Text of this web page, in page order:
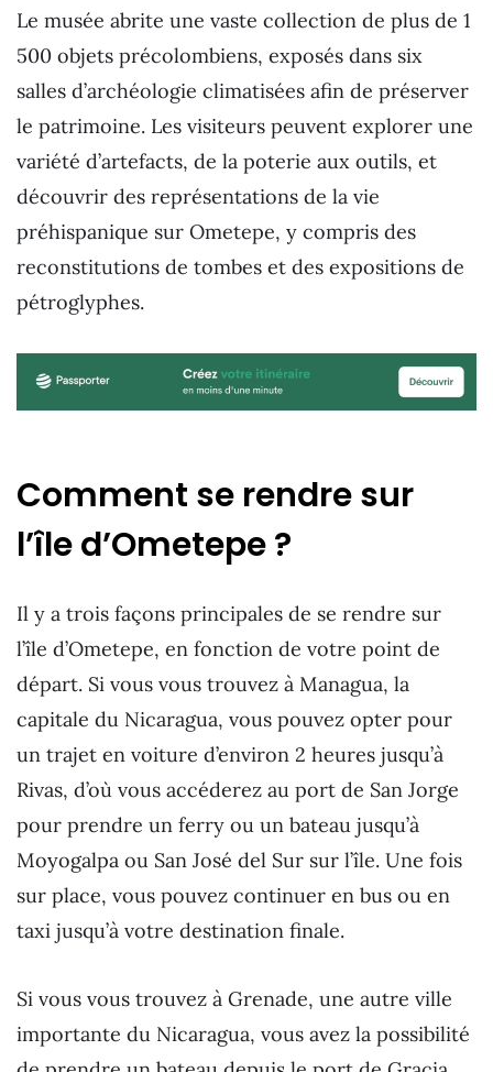
Le musée abrite une vaste collection de plus de 1
500 objets précolombiens, exposés dans six
salles d’archéologie climatisées afin de préserver
le patrimoine. Les visiteurs peuvent explorer une
variété d’artefacts, de la poterie aux outils, et
découvrir des représentations de la vie
préhispanique sur Ometepe, y compris des
reconstitutions de tombes et des expositions de
pétroglyphes.
Comment se rendre sur
l’île d’Ometepe ?
Il y a trois façons principales de se rendre sur
l’île d’Ometepe, en fonction de votre point de
départ. Si vous vous trouvez à Managua, la
capitale du Nicaragua, vous pouvez opter pour
un trajet en voiture d’environ 2 heures jusqu’à
Rivas, d’où vous accéderez au port de San Jorge
pour prendre un ferry ou un bateau jusqu’à
Moyogalpa ou San José del Sur sur l’île. Une fois
sur place, vous pouvez continuer en bus ou en
taxi jusqu’à votre destination finale.
Si vous vous trouvez à Grenade, une autre ville
importante du Nicaragua, vous avez la possibilité